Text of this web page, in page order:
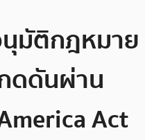
นุมัติกฎหมาย
ดดันผ่าน
Act